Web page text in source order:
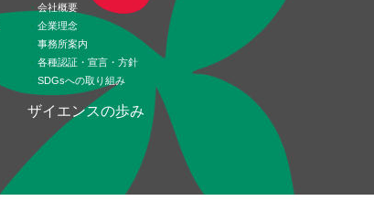
会社概要
企業理念
事務所案内
各種認証・宣言・方針
SDGsへの取り組み
ザイエンスの歩み